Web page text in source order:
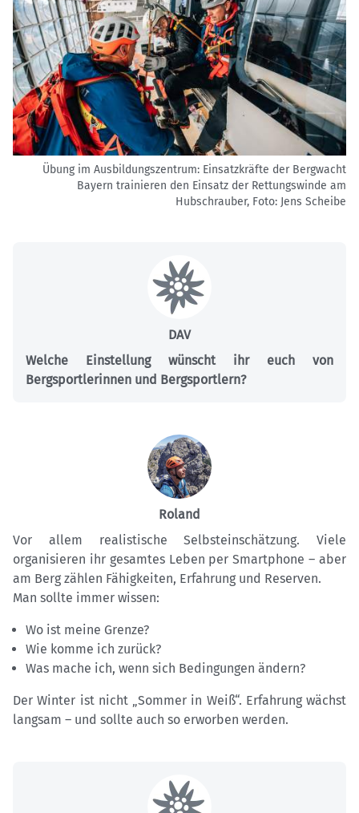
Übung im Ausbildungszentrum: Einsatzkräfte der Bergwacht
Bayern trainieren den Einsatz der Rettungswinde am
Hubschrauber, Foto: Jens Scheibe
DAV
Welche Einstellung wünscht ihr euch von
Bergsportlerinnen und Bergsportlern?
Roland
Vor allem realistische Selbsteinschätzung. Viele
organisieren ihr gesamtes Leben per Smartphone – aber
am Berg zählen Fähigkeiten, Erfahrung und Reserven.
Man sollte immer wissen:
Wo ist meine Grenze?
Wie komme ich zurück?
Was mache ich, wenn sich Bedingungen ändern?
Der Winter ist nicht „Sommer in Weiß“. Erfahrung wächst
langsam – und sollte auch so erworben werden.